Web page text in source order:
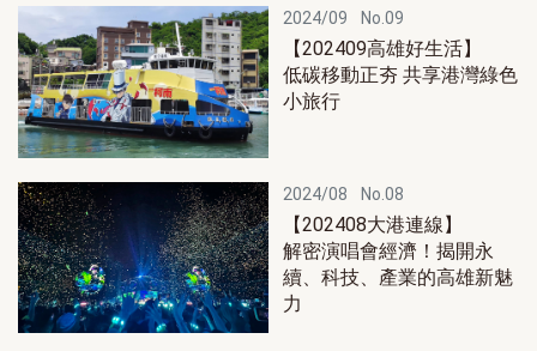
2024/09 No.09
【202409高雄好生活】
低碳移動正夯 共享港灣綠色
小旅行
2024/08 No.08
【202408大港連線】
解密演唱會經濟！揭開永
續、科技、產業的高雄新魅
力